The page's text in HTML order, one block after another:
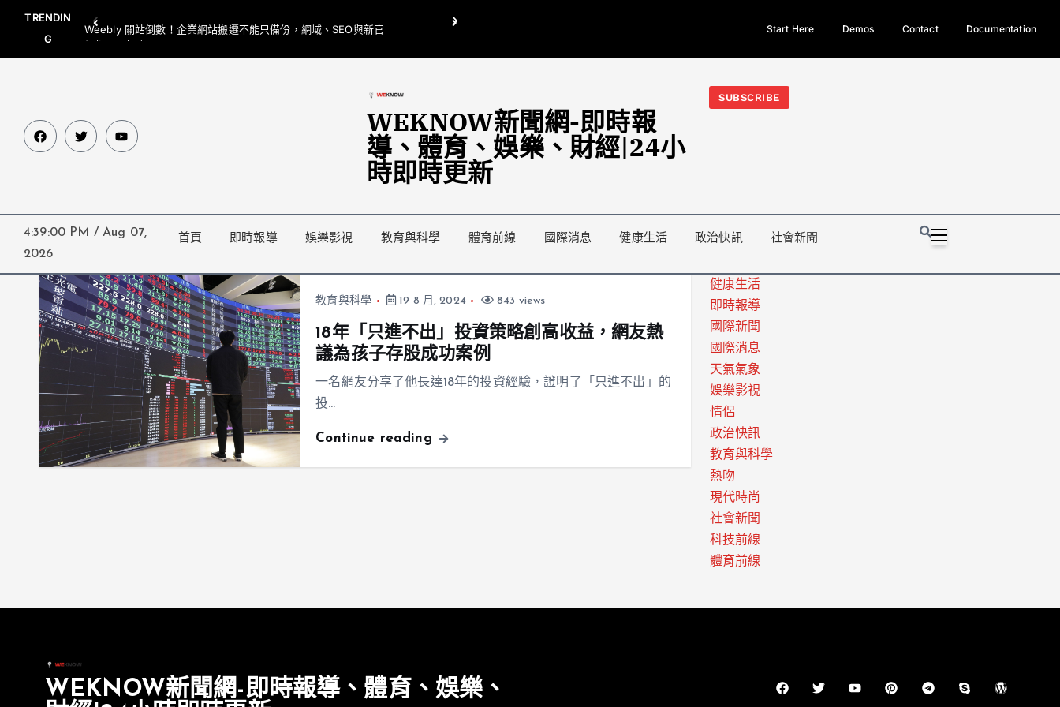
TRENDIN
G
Weebly 關站倒數！企業網站搬遷不能只備份，網域、SEO與新官
網都要一起處理
翁曉玲喊刪陸委會1295萬媒宣費惹議 梁文傑回「只能靠嘴巴」
今日熱門新聞TOP3｜西拉雅族正式成第17個原住民族、立院電競
光電場回
Start Here Demos Contact Documentation
WEKNOW新聞網-即時報
導、體育、娛樂、財經|24小
時即時更新
SUBSCRIBE
4:39:00 PM / Aug 07,
2026
首頁 即時報導 娛樂影視 教育與科學 體育前線 國際消息 健康生活 政治快訊 社會新聞
教育與科學 19 8 月, 2024 843 views
18年「只進不出」投資策略創高收益，網友熱
議為孩子存股成功案例
一名網友分享了他長達18年的投資經驗，證明了「只進不出」的
投…
Continue reading
健康生活
即時報導
國際新聞
國際消息
天氣氣象
娛樂影視
情侶
政治快訊
教育與科學
熱吻
現代時尚
社會新聞
科技前線
體育前線
WEKNOW新聞網-即時報導、體育、娛樂、